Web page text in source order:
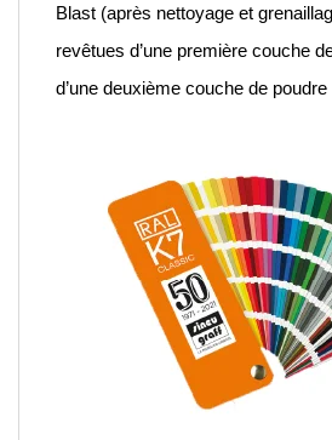
Blast (après nettoyage et
revêtues d’une première couche
d’une deuxième couche de